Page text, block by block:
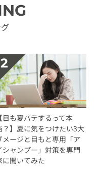
【目も夏バテするって本
？】夏に気をつけたい3大
メージと目もと専用「ア
シャンプー」対策を専門
に聞いてみた